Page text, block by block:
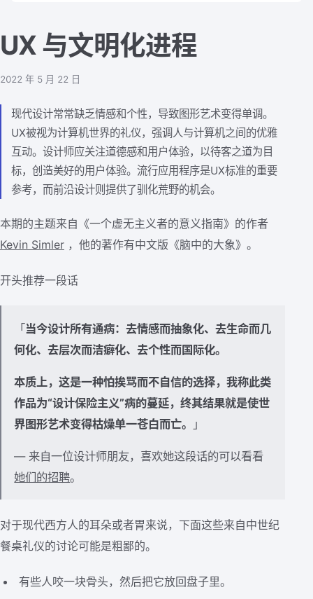
UX 与文明化进程
2022 年 5 月 22 日
现代设计常常缺乏情感和个性，导致图形艺术变得单调。
UX被视为计算机世界的礼仪，强调人与计算机之间的优雅
互动。设计师应关注道德感和用户体验，以待客之道为目
标，创造美好的用户体验。流行应用程序是UX标准的重要
参考，而前沿设计则提供了驯化荒野的机会。
本期的主题来自《一个虚无主义者的意义指南》的作者
Kevin Simler ，他的著作有中文版《脑中的大象》。
开头推荐一段话
「当今设计所有通病：去情感而抽象化、去生命而几
何化、去层次而洁癖化、去个性而国际化。
本质上，这是一种怕挨骂而不自信的选择，我称此类
作品为“设计保险主义”病的蔓延，终其结果就是使世
界图形艺术变得枯燥单一苍白而亡。
」
— 来自一位设计师朋友，喜欢她这段话的可以看看
她们的招聘。
对于现代西方人的耳朵或者胃来说，下面这些来自中世纪
餐桌礼仪的讨论可能是粗鄙的。
有些人咬一块骨头，然后把它放回盘子里。